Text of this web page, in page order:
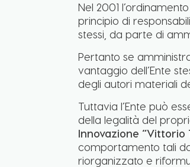
Nel 2001
principio di
stessi, da parte di
Pertanto se
vantaggio dell’Ente
degli autori materiali
Tuttavia l’Ente può
della legalità del
Innovazione “Vittorio
comportamento tali
riorganizzato e